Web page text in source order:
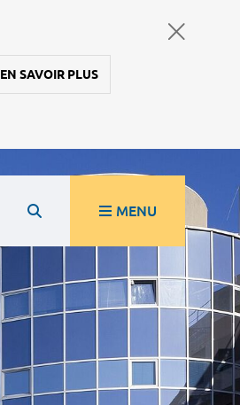
EN SAVOIR PLUS
MENU